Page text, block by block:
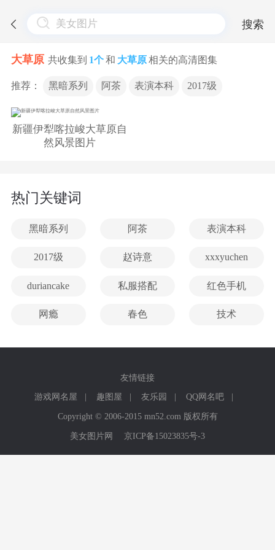
搜索
大草原 共收集到 1个和 大草原相关的高清图集
推荐： 黑暗系列 阿茶 表演本科 2017级
新疆伊犁喀拉峻大草原自
然风景图片
热门关键词
黑暗系列 阿茶 表演本科
2017级 赵诗意 xxxyuchen
duriancake 私服搭配 红色手机
网瘾 春色 技术
友情链接
游戏网名屋
| 趣图屋 | 友乐园 | QQ网名吧
|
Copyright © 2006-2015 mn52.com 版权所有
美女图片网
京ICP备15023835号-3